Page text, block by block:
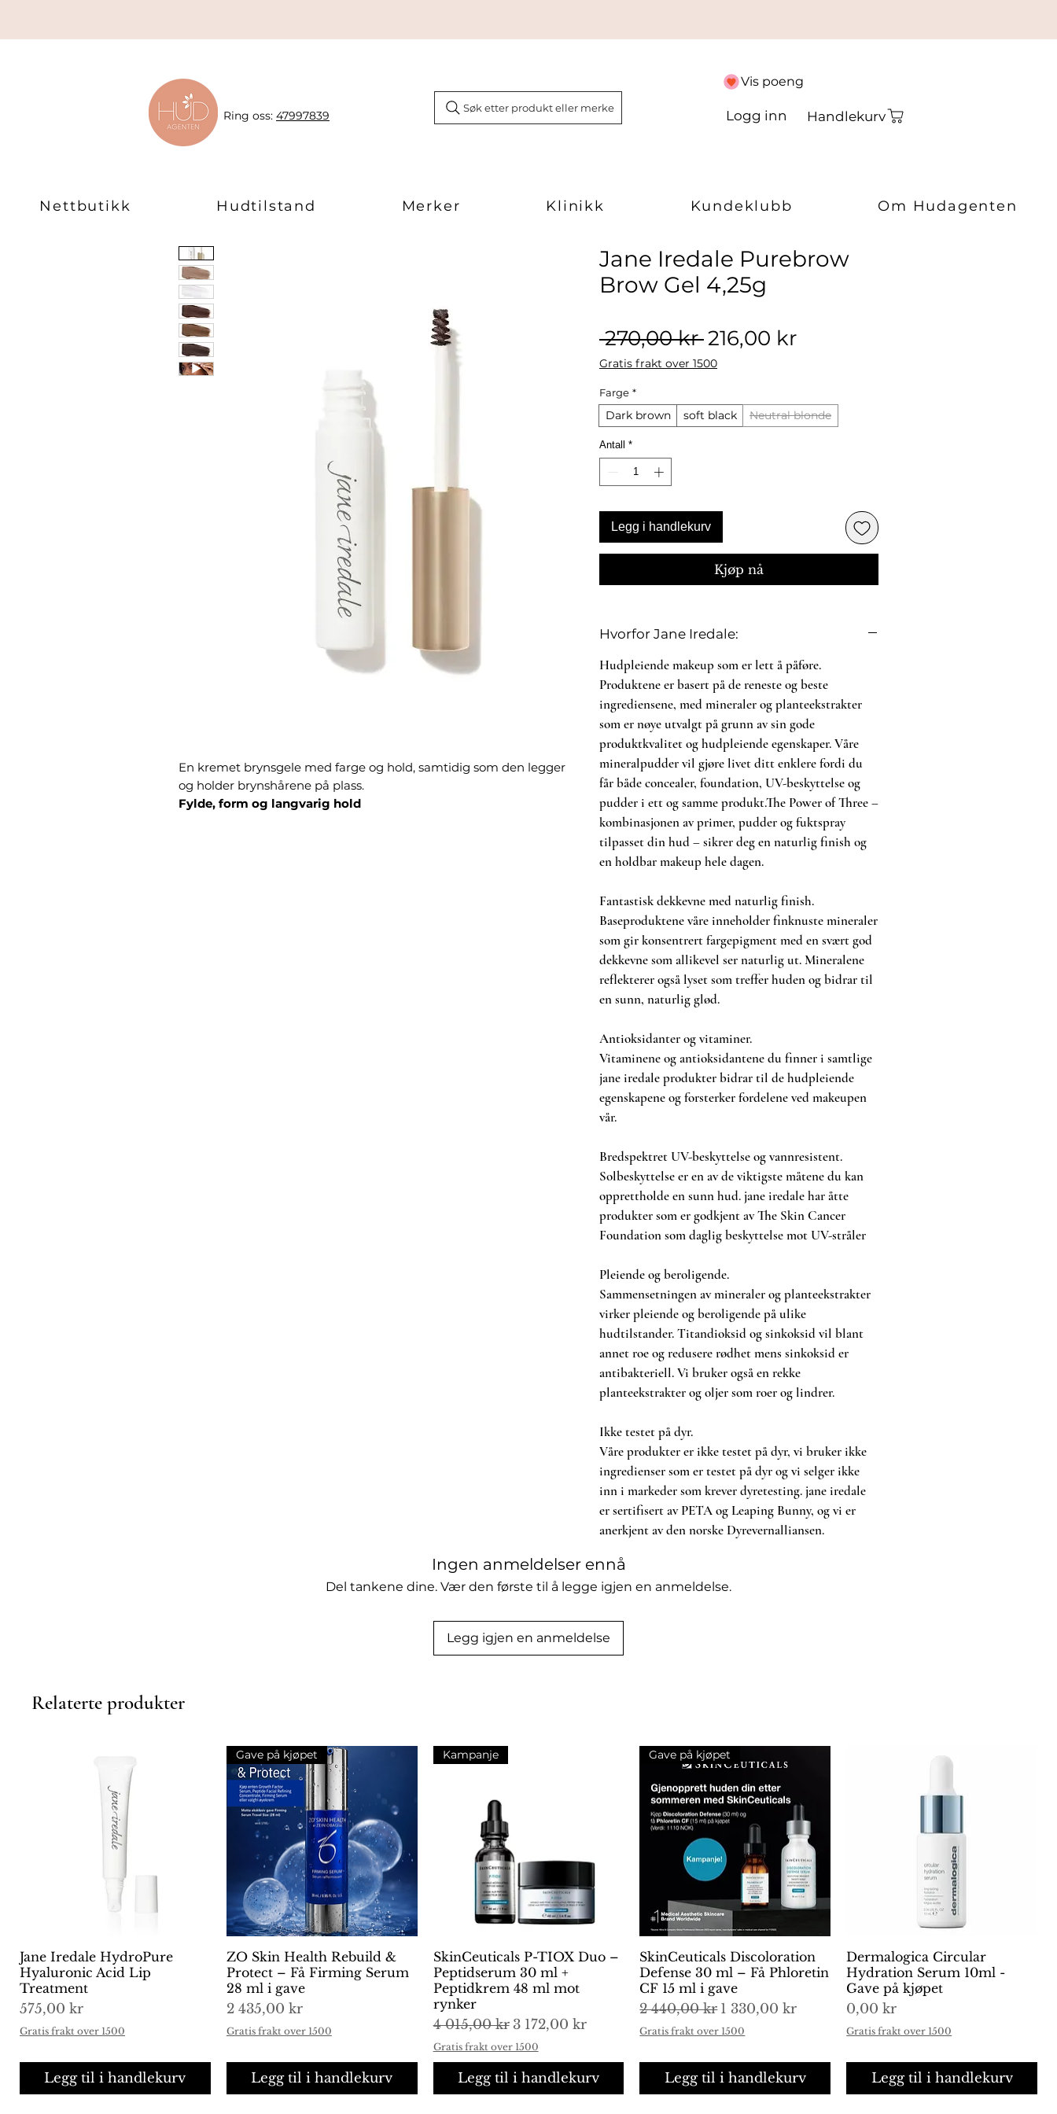
Ring oss: 47997839
Søk etter produkt eller merke
Vis poeng
Logg inn Handlekurv
Nettbutikk Hudtilstand Merker Klinikk Kundeklubb Om Hudagenten
En kremet brynsgele med farge og hold, samtidig som den legger
og holder brynshårene på plass.
Fylde, form og langvarig hold
Jane Iredale Purebrow
Brow Gel 4,25g
270,00 kr Vanlig pris
216,00 krSalgspris
Gratis frakt over 1500
Farge *
Dark brown soft black Neutral blonde
Antall *
Legg i handlekurv
Kjøp nå
Hvorfor Jane Iredale:
Hudpleiende makeup som er lett å påføre.
Produktene er basert på de reneste og beste
ingrediensene, med mineraler og planteekstrakter
som er nøye utvalgt på grunn av sin gode
produktkvalitet og hudpleiende egenskaper. Våre
mineralpudder vil gjøre livet ditt enklere fordi du
får både concealer, foundation, UV-beskyttelse og
pudder i ett og samme produkt.The Power of Three –
kombinasjonen av primer, pudder og fuktspray
tilpasset din hud – sikrer deg en naturlig finish og
en holdbar makeup hele dagen.
Fantastisk dekkevne med naturlig finish.
Baseproduktene våre inneholder finknuste mineraler
som gir konsentrert fargepigment med en svært god
dekkevne som allikevel ser naturlig ut. Mineralene
reflekterer også lyset som treffer huden og bidrar til
en sunn, naturlig glød.
Antioksidanter og vitaminer.
Vitaminene og antioksidantene du finner i samtlige
jane iredale produkter bidrar til de hudpleiende
egenskapene og forsterker fordelene ved makeupen
vår.
Bredspektret UV-beskyttelse og vannresistent.
Solbeskyttelse er en av de viktigste måtene du kan
opprettholde en sunn hud. jane iredale har åtte
produkter som er godkjent av The Skin Cancer
Foundation som daglig beskyttelse mot UV-stråler
Pleiende og beroligende.
Sammensetningen av mineraler og planteekstrakter
virker pleiende og beroligende på ulike
hudtilstander. Titandioksid og sinkoksid vil blant
annet roe og redusere rødhet mens sinkoksid er
antibakteriell. Vi bruker også en rekke
planteekstrakter og oljer som roer og lindrer.
Ikke testet på dyr.
Våre produkter er ikke testet på dyr, vi bruker ikke
ingredienser som er testet på dyr og vi selger ikke
inn i markeder som krever dyretesting. jane iredale
er sertifisert av PETA og Leaping Bunny, og vi er
anerkjent av den norske Dyrevernalliansen.
Ingen anmeldelser ennå
Del tankene dine. Vær den første til å legge igjen en anmeldelse.
Legg igjen en anmeldelse
Relaterte produkter
Hurtigvisning
Jane Iredale HydroPure
Hyaluronic Acid Lip
Treatment
Pris
575,00 kr
Gratis frakt over 1500
Legg til i handlekurv
Hurtigvisning
Gave på kjøpet
ZO Skin Health Rebuild &
Protect – Få Firming Serum
28 ml i gave
Pris
2 435,00 kr
Gratis frakt over 1500
Legg til i handlekurv
Hurtigvisning
Kampanje
SkinCeuticals P-TIOX Duo –
Peptidserum 30 ml +
Peptidkrem 48 ml mot
rynker
Vanlig pris
4 015,00 kr Salgspris
3 172,00 kr
Gratis frakt over 1500
Legg til i handlekurv
Hurtigvisning
Gave på kjøpet
SkinCeuticals Discoloration
Defense 30 ml – Få Phloretin
CF 15 ml i gave
Vanlig pris
2 440,00 kr Salgspris
1 330,00 kr
Gratis frakt over 1500
Legg til i handlekurv
Hurtigvisning
Dermalogica Circular
Hydration Serum 10ml -
Gave på kjøpet
Pris
0,00 kr
Gratis frakt over 1500
Legg til i handlekurv